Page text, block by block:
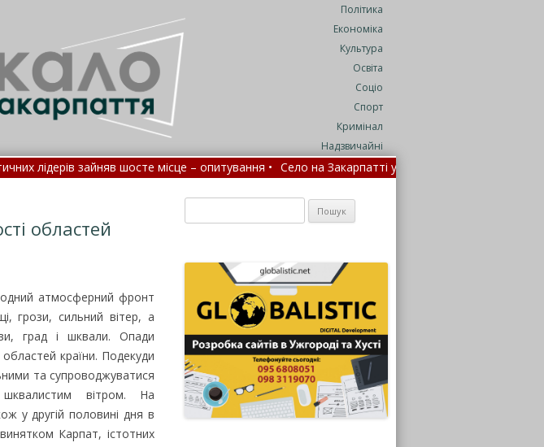
Політика
Економіка
Культура
Освіта
Соціо
Спорт
Кримінал
Надзвичайні
зайняв шосте місце – опитування • Село на Закарпатті у жалобі за полеглим на війні
лікарні стане складніше• На Закарпатті водність річок цього літа впала до 25% від норми
областей
атмосферний фронт
грози, сильний вітер, а
град і шквали. Опади
областей країни. Подекуди
та супроводжуватися
вітром. На
у другій половині дня в
Карпат, істотних